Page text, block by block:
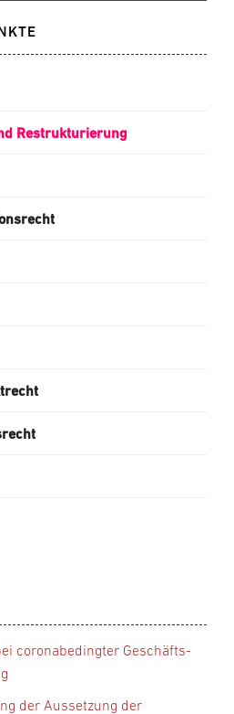
Restrukturierung
coronabedingter Geschäfts-
der Aussetzung der